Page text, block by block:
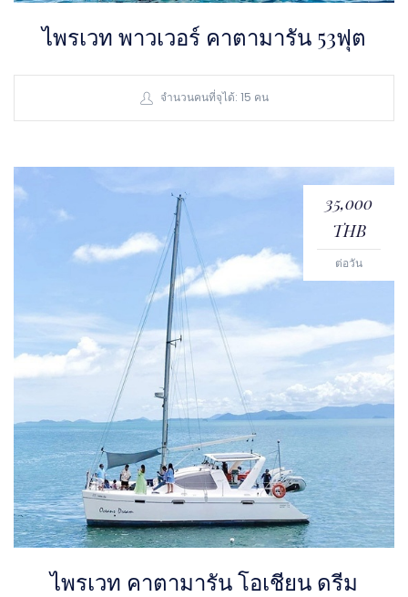
ไพรเวท พาวเวอร์ คาตามารัน 53ฟุต
จำนวนคนที่จุได้: 15 คน
35,000
THB
ต่อวัน
ไพรเวท คาตามารัน โอเชียน ดรีม